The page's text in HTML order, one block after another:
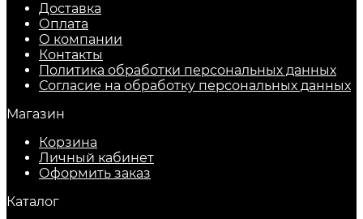
Доставка
Оплата
О компании
Контакты
Политика обработки персональных данных
Согласие на обработку персональных данных
Магазин
Корзина
Личный кабинет
Оформить заказ
Каталог